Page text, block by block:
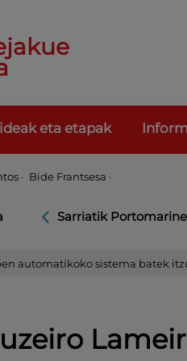
eta etapak
· Bide Frantsesa ·
Sarriatik
automatikoko sistema batek